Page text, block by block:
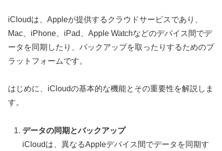
iCloudは、Appleが提供するクラウドサービスであり、
Mac、iPhone、iPad、Apple Watchなどのデバイス間でデ
ータを同期したり、バックアップを取ったりするためのプ
ラットフォームです。
はじめに、iCloudの基本的な機能とその重要性を解説しま
す。
データの同期とバックアップ
iCloudは、異なるAppleデバイス間でデータを同期す